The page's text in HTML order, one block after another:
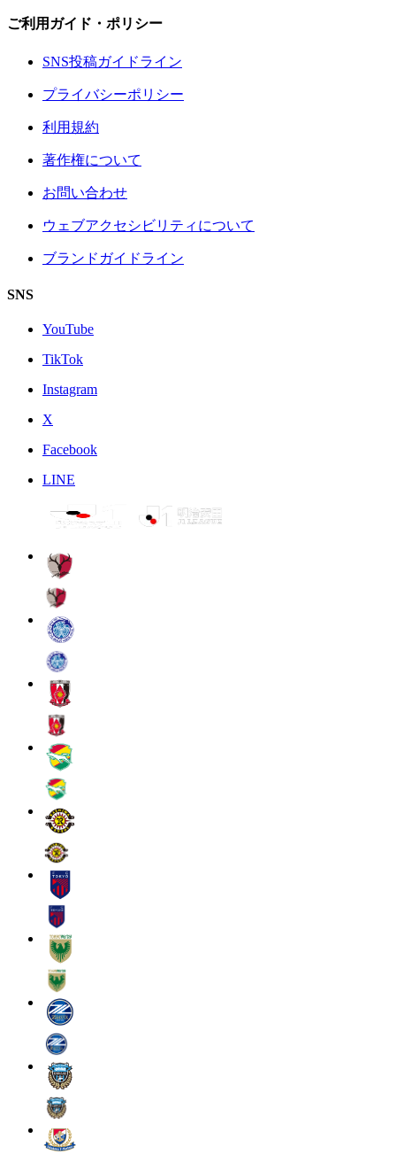
ご利用ガイド・ポリシー
SNS投稿ガイドライン
プライバシーポリシー
利用規約
著作権について
お問い合わせ
ウェブアクセシビリティについて
ブランドガイドライン
SNS
YouTube
TikTok
Instagram
X
Facebook
LINE